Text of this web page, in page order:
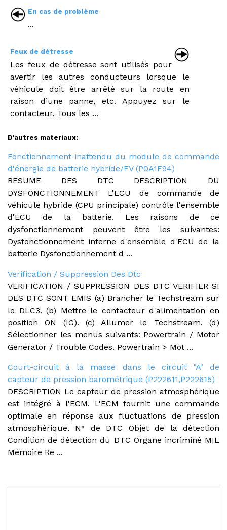
En cas de problème
...
Feux de détresse
Les feux de détresse sont utilisés pour
avertir les autres conducteurs lorsque le
véhicule doit être arrêté sur la route en
raison d’une panne, etc. Appuyez sur le
contacteur. Tous les ...
D'autres materiaux:
Fonctionnement inattendu du module de commande
d'énergie de batterie hybride/EV (P0A1F94)
RESUME DES DTC DESCRIPTION DU
DYSFONCTIONNEMENT L'ECU de commande de
véhicule hybride (CPU principale) contrôle l'ensemble
d'ECU de la batterie. Les raisons de ce
dysfonctionnement peuvent être les suivantes:
Dysfonctionnement interne d'ensemble d'ECU de la
batterie Dysfonctionnement d ...
Verification / Suppression Des Dtc
VERIFICATION / SUPPRESSION DES DTC VERIFIER SI
DES DTC SONT EMIS (a) Brancher le Techstream sur
le DLC3. (b) Mettre le contacteur d'alimentation en
position ON (IG). (c) Allumer le Techstream. (d)
Sélectionner les menus suivants: Powertrain / Motor
Generator / Trouble Codes. Powertrain > Mot ...
Court-circuit à la masse dans le circuit "A" de
capteur de pression barométrique (P222611,P222615)
DESCRIPTION Le capteur de pression atmosphérique
est intégré à l'ECM. L'ECM fournit une commande
optimale en réponse aux fluctuations de pression
atmosphérique. N° de DTC Objet de la détection
Condition de détection du DTC Organe incriminé MIL
Mémoire Re ...